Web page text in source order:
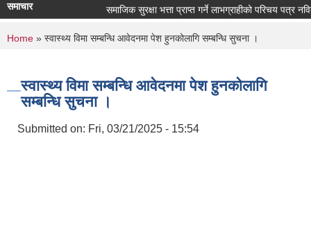
समाचार समाजिक सुरक्षा भत्ता प्राप्त गर्ने लाभग्राहीको परिचय पत्र
You are here
Home » स्वास्थ्य विमा सम्बन्धि आवेदनमा पेश हुनकोलागि सम्बन्धि सुचना ।
स्वास्थ्य विमा सम्बन्धि आवेदनमा पेश हुनकोलागि
सम्बन्धि सुचना ।
Submitted on: Fri, 03/21/2025 - 15:54